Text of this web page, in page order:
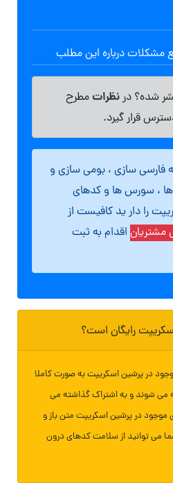
مشکلات درباره این مطلب
شده؟ درنظراتمطرح
قرار گیرد.
فارسی سازی ، بومی سازی و
، سورس ها و کدهای
را دار ید کافیست از
مشتریان اقدام به ثبت
رایگان است؟
در پرشین اسکریپت به صورت کاملا
می شوند و به اشتراک گذاشته می
موجود در پرشین اسکریپت متن باز و
می توانید از سلامت کدهای درون